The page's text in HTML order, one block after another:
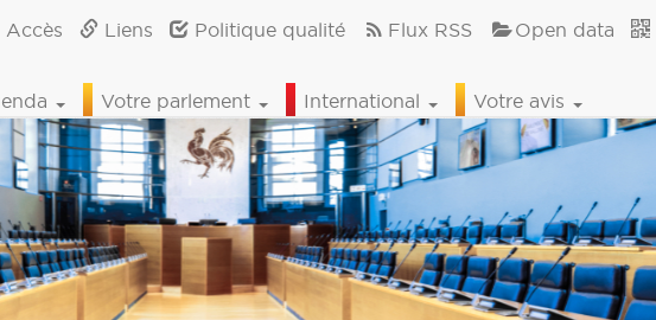
Accès Liens Politique qualité Flux RSS Open data
Votre parlement International Votre avis